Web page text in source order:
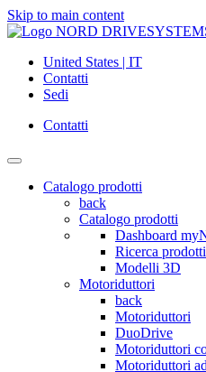
Skip to main content
United States | IT
Contatti
Sedi
Contatti
Catalogo prodotti
back
Catalogo prodotti
Dashboard
Ricerca prodotti
Modelli 3D
Motoriduttori
back
Motoriduttori
DuoDrive
Motoriduttori
Motoriduttori